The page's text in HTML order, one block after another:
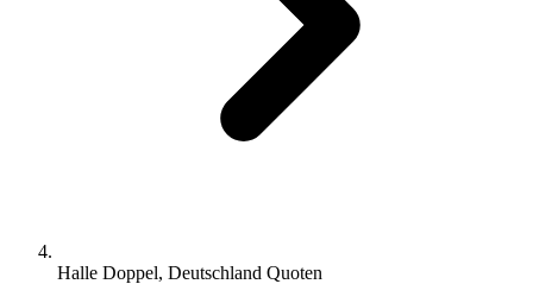
Halle Doppel, Deutschland Quoten